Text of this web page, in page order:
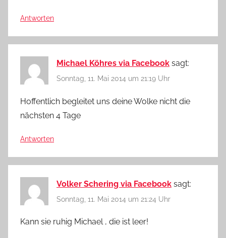
Antworten
Michael Köhres via Facebook sagt:
Sonntag, 11. Mai 2014 um 21:19 Uhr
Hoffentlich begleitet uns deine Wolke nicht die
nächsten 4 Tage
Antworten
Volker Schering via Facebook sagt:
Sonntag, 11. Mai 2014 um 21:24 Uhr
Kann sie ruhig Michael , die ist leer!